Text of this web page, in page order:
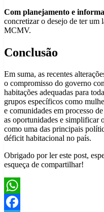
Com planejamento e
concretizar o desejo de ter um
MCMV.
Conclusão
Em suma, as recentes
o compromisso do governo
habitações adequadas para
grupos específicos como
e comunidades em processo
as oportunidades e simplificar
como uma das principais
déficit habitacional no país.
Obrigado por ler este post,
esqueça de compartilhar!
WhatsApp